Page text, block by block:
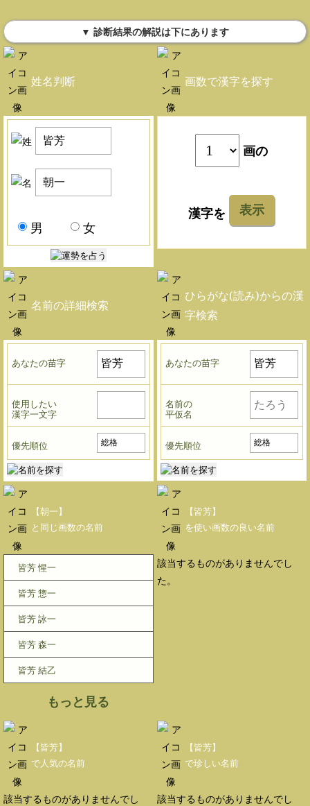
▼ 診断結果の解説は下にあります
姓名判断
男 女
画数で漢字を探す
画の
漢字を 表示
名前の詳細検索
あなたの苗字
使用したい
漢字一文字
優先順位
ひらがな(読み)からの漢
字検索
あなたの苗字
名前の
平仮名
優先順位
【朝一】
と同じ画数の名前
皆芳 惺一
皆芳 惣一
皆芳 詠一
皆芳 森一
皆芳 結乙
もっと見る
【皆芳】
を使い画数の良い名前
該当するものがありませんでし
た。
【皆芳】
で人気の名前
該当するものがありませんでし
【皆芳】
で珍しい名前
該当するものがありませんでし